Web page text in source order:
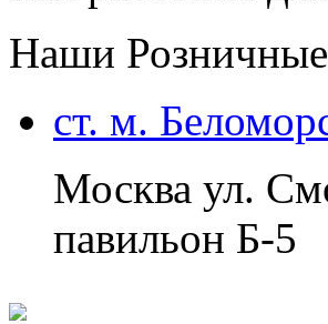
Наши
ст. м.
Москва ул.
павильон Б-5